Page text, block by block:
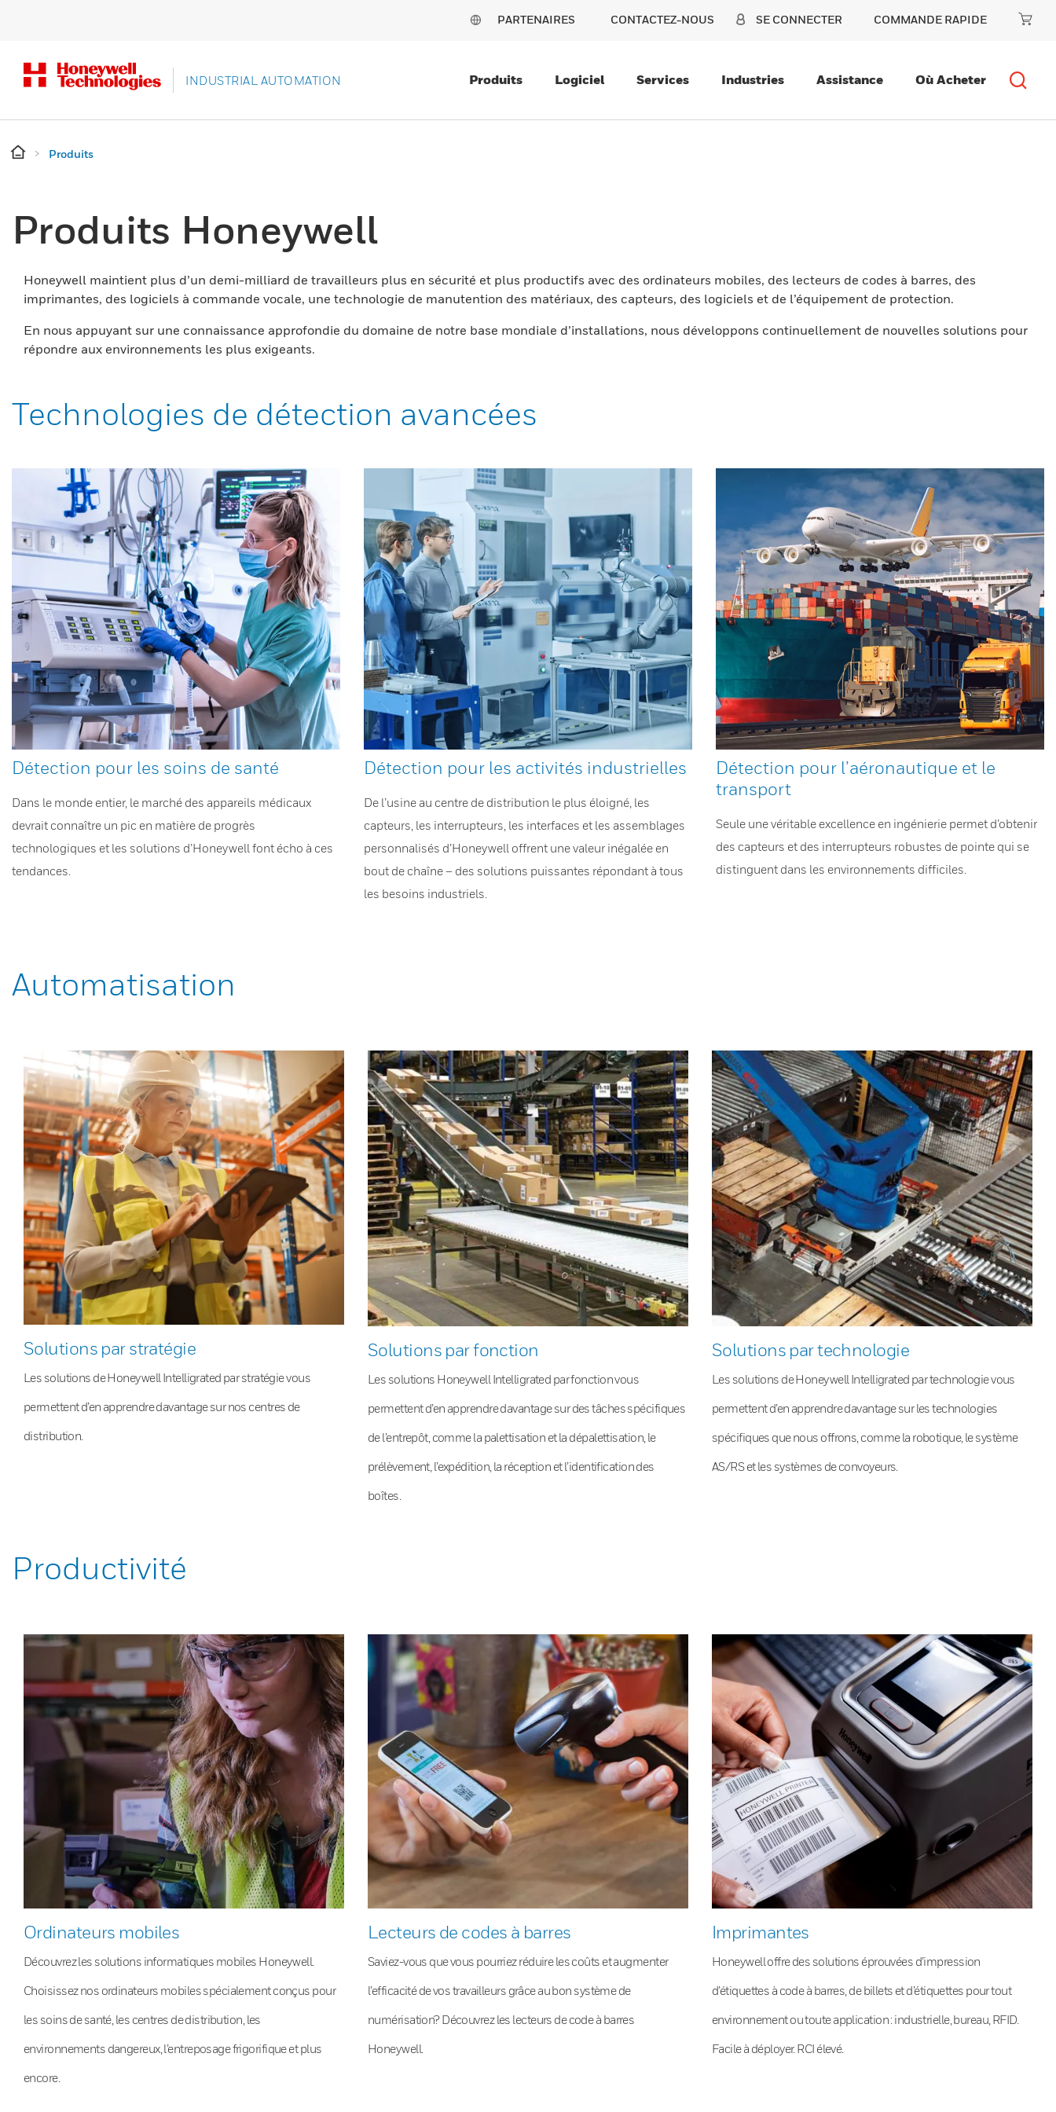
PARTENAIRES CONTACTEZ-NOUS SE CONNECTER COMMANDE RAPIDE
INDUSTRIAL AUTOMATION Produits Logiciel Services Industries Assistance Où Acheter
Produits
Produits Honeywell
Honeywell maintient plus d’un demi-milliard de travailleurs plus en sécurité et plus productifs avec des ordinateurs mobiles, des lecteurs de codes à barres, des
imprimantes, des logiciels à commande vocale, une technologie de manutention des matériaux, des capteurs, des logiciels et de l’équipement de protection.
En nous appuyant sur une connaissance approfondie du domaine de notre base mondiale d’installations, nous développons continuellement de nouvelles solutions pour
répondre aux environnements les plus exigeants.
Technologies de détection avancées
Détection pour les soins de santé
Dans le monde entier, le marché des appareils médicaux
devrait connaître un pic en matière de progrès
technologiques et les solutions d’Honeywell font écho à ces
tendances.
Détection pour les activités industrielles
De l’usine au centre de distribution le plus éloigné, les
capteurs, les interrupteurs, les interfaces et les assemblages
personnalisés d’Honeywell offrent une valeur inégalée en
bout de chaîne – des solutions puissantes répondant à tous
les besoins industriels.
Détection pour l’aéronautique et le
transport
Seule une véritable excellence en ingénierie permet d’obtenir
des capteurs et des interrupteurs robustes de pointe qui se
distinguent dans les environnements difficiles.
Automatisation
Solutions par stratégie
Les solutions de Honeywell Intelligrated par stratégie vous
permettent d’en apprendre davantage sur nos centres de
distribution.
Solutions par fonction
Les solutions Honeywell Intelligrated par fonction vous
permettent d’en apprendre davantage sur des tâches spécifiques
de l’entrepôt, comme la palettisation et la dépalettisation, le
prélèvement, l’expédition, la réception et l’identification des
boîtes.
Solutions par technologie
Les solutions de Honeywell Intelligrated par technologie vous
permettent d’en apprendre davantage sur les technologies
spécifiques que nous offrons, comme la robotique, le système
AS/RS et les systèmes de convoyeurs.
Productivité
Ordinateurs mobiles
Découvrez les solutions informatiques mobiles Honeywell.
Choisissez nos ordinateurs mobiles spécialement conçus pour
les soins de santé, les centres de distribution, les
environnements dangereux, l’entreposage frigorifique et plus
encore.
Lecteurs de codes à barres
Saviez-vous que vous pourriez réduire les coûts et augmenter
l’efficacité de vos travailleurs grâce au bon système de
numérisation? Découvrez les lecteurs de code à barres
Honeywell.
Imprimantes
Honeywell offre des solutions éprouvées d’impression
d’étiquettes à code à barres, de billets et d’étiquettes pour tout
environnement ou toute application : industrielle, bureau, RFID.
Facile à déployer. RCI élevé.